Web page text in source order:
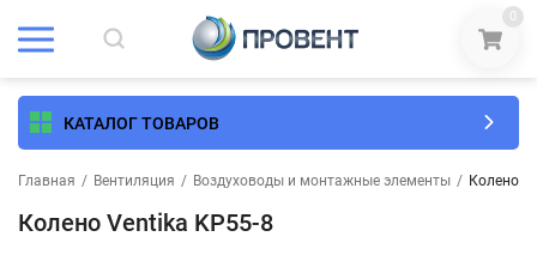
0
КАТАЛОГ ТОВАРОВ
Главная / Вентиляция / Воздуховоды и монтажные элементы / Колено
Колено Ventika KP55-8